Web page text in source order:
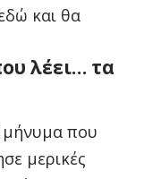
και θα
λέει… τα
μήνυμα που
μερικές